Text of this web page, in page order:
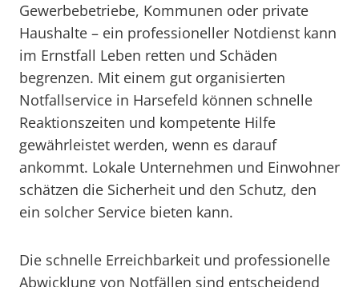
Gewerbebetriebe, Kommunen oder private
Haushalte – ein professioneller Notdienst kann
im Ernstfall Leben retten und Schäden
begrenzen. Mit einem gut organisierten
Notfallservice in Harsefeld können schnelle
Reaktionszeiten und kompetente Hilfe
gewährleistet werden, wenn es darauf
ankommt. Lokale Unternehmen und Einwohner
schätzen die Sicherheit und den Schutz, den
ein solcher Service bieten kann.
Die schnelle Erreichbarkeit und professionelle
Abwicklung von Notfällen sind entscheidend